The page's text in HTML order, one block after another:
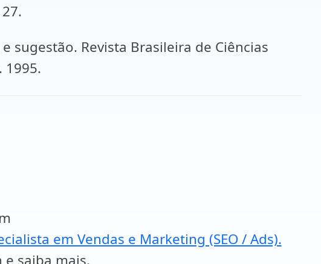
sugestão. Revista Brasileira de Ciências
1995.
em Vendas e Marketing (SEO / Ads).
saiba mais.